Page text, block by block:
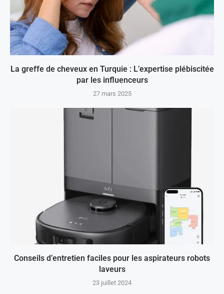
La greffe de cheveux en Turquie : L’expertise plébiscitée
par les influenceurs
27 mars 2025
Conseils d’entretien faciles pour les aspirateurs robots
laveurs
23 juillet 2024